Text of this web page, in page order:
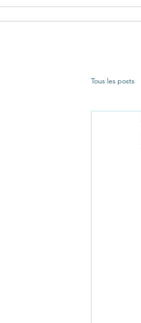
Tous les posts